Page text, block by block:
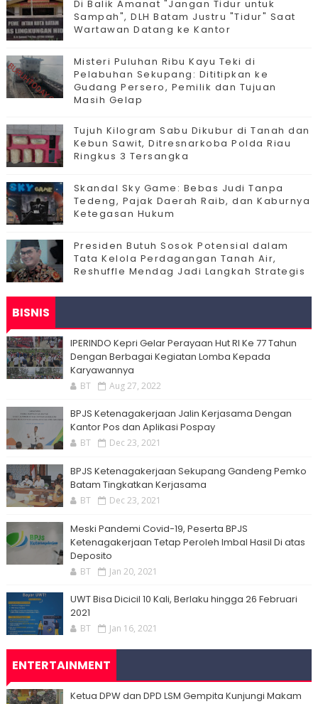
Di Balik Amanat "Jangan Tidur untuk
Sampah", DLH Batam Justru "Tidur" Saat
Wartawan Datang ke Kantor
Misteri Puluhan Ribu Kayu Teki di
Pelabuhan Sekupang: Dititipkan ke
Gudang Persero, Pemilik dan Tujuan
Masih Gelap
Tujuh Kilogram Sabu Dikubur di Tanah dan
Kebun Sawit, Ditresnarkoba Polda Riau
Ringkus 3 Tersangka
Skandal Sky Game: Bebas Judi Tanpa
Tedeng, Pajak Daerah Raib, dan Kaburnya
Ketegasan Hukum
Presiden Butuh Sosok Potensial dalam
Tata Kelola Perdagangan Tanah Air,
Reshuffle Mendag Jadi Langkah Strategis
BISNIS
IPERINDO Kepri Gelar Perayaan Hut RI Ke 77 Tahun
Dengan Berbagai Kegiatan Lomba Kepada
Karyawannya
BT Aug 27, 2022
BPJS Ketenagakerjaan Jalin Kerjasama Dengan
Kantor Pos dan Aplikasi Pospay
BT Dec 23, 2021
BPJS Ketenagakerjaan Sekupang Gandeng Pemko
Batam Tingkatkan Kerjasama
BT Dec 23, 2021
Meski Pandemi Covid-19, Peserta BPJS
Ketenagakerjaan Tetap Peroleh Imbal Hasil Di atas
Deposito
BT Jan 20, 2021
UWT Bisa Dicicil 10 Kali, Berlaku hingga 26 Februari
2021
BT Jan 16, 2021
ENTERTAINMENT
Ketua DPW dan DPD LSM Gempita Kunjungi Makam